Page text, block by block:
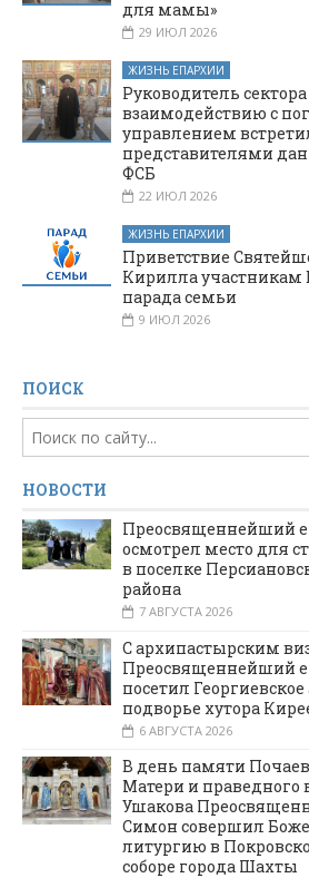
для мамы»
29 ИЮЛ 2026
ЖИЗНЬ ЕПАРХИИ
Руководитель
взаимодействию с
управлением
представителями
ФСБ
22 ИЮЛ 2026
ЖИЗНЬ ЕПАРХИИ
Приветствие
Кирилла участникам
парада семьи
9 ИЮЛ 2026
ПОИСК
НОВОСТИ
Преосвященнейший
осмотрел место для
в поселке
района
7 АВГУСТА 2026
С архипастырским
Преосвященнейший
посетил
подворье хутора
6 АВГУСТА 2026
В день памяти
Матери и праведного
Ушакова
Симон совершил
литургию в
соборе города Шахты